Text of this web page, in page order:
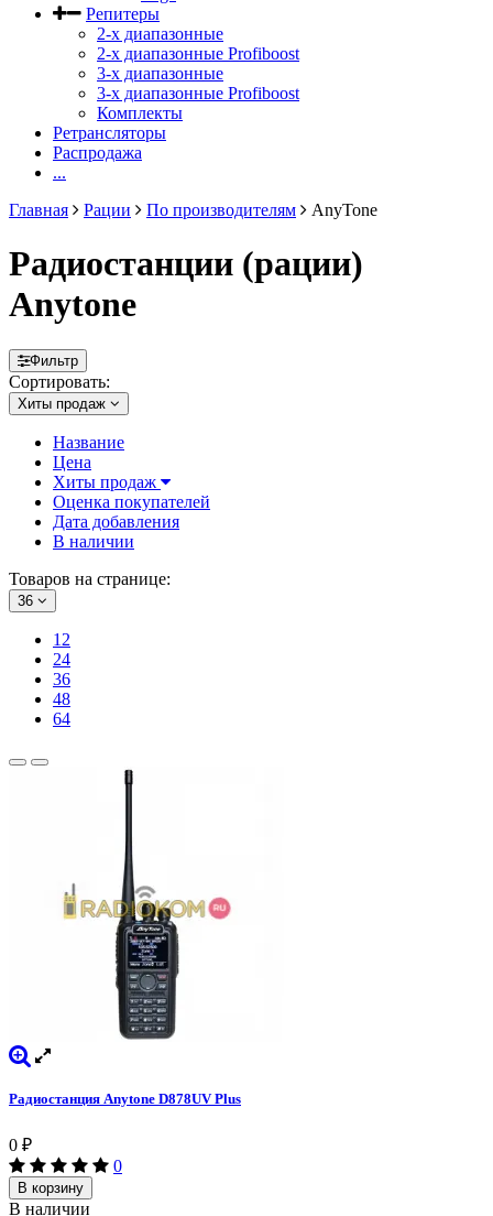
Репитеры
2-х диапазонные
2-х диапазонные Profiboost
3-х диапазонные
3-х диапазонные Profiboost
Комплекты
Ретрансляторы
Распродажа
...
Главная
Рации По производителям AnyTone
Радиостанции (рации)
Anytone
Фильтр
Сортировать:
Хиты продаж
Название
Цена
Хиты продаж
Оценка покупателей
Дата добавления
В наличии
Товаров на странице:
36
12
24
36
48
64
Радиостанция Anytone D878UV Plus
0 ₽
0
В корзину
В наличии